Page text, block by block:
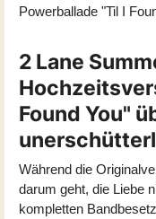
Powerballade "Til I
2 Lane
Found You"
Während die
darum geht, die Liebe
kompletten